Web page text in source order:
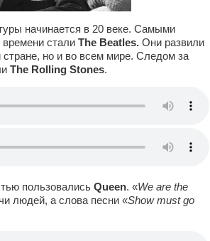
начинается в 20 веке. Самыми
стали The Beatles. Они развили
стране, но и во всем мире. Следом за
The Rolling Stones.
пользовались Queen. «We are the
людей, а слова песни «Show must go